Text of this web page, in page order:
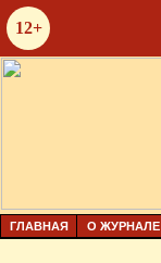
12+
ГЛАВНАЯ О ЖУРНАЛЕ